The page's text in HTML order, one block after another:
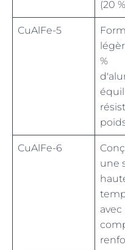
(20
CuAlFe-5
%
CuAlFe-6
une